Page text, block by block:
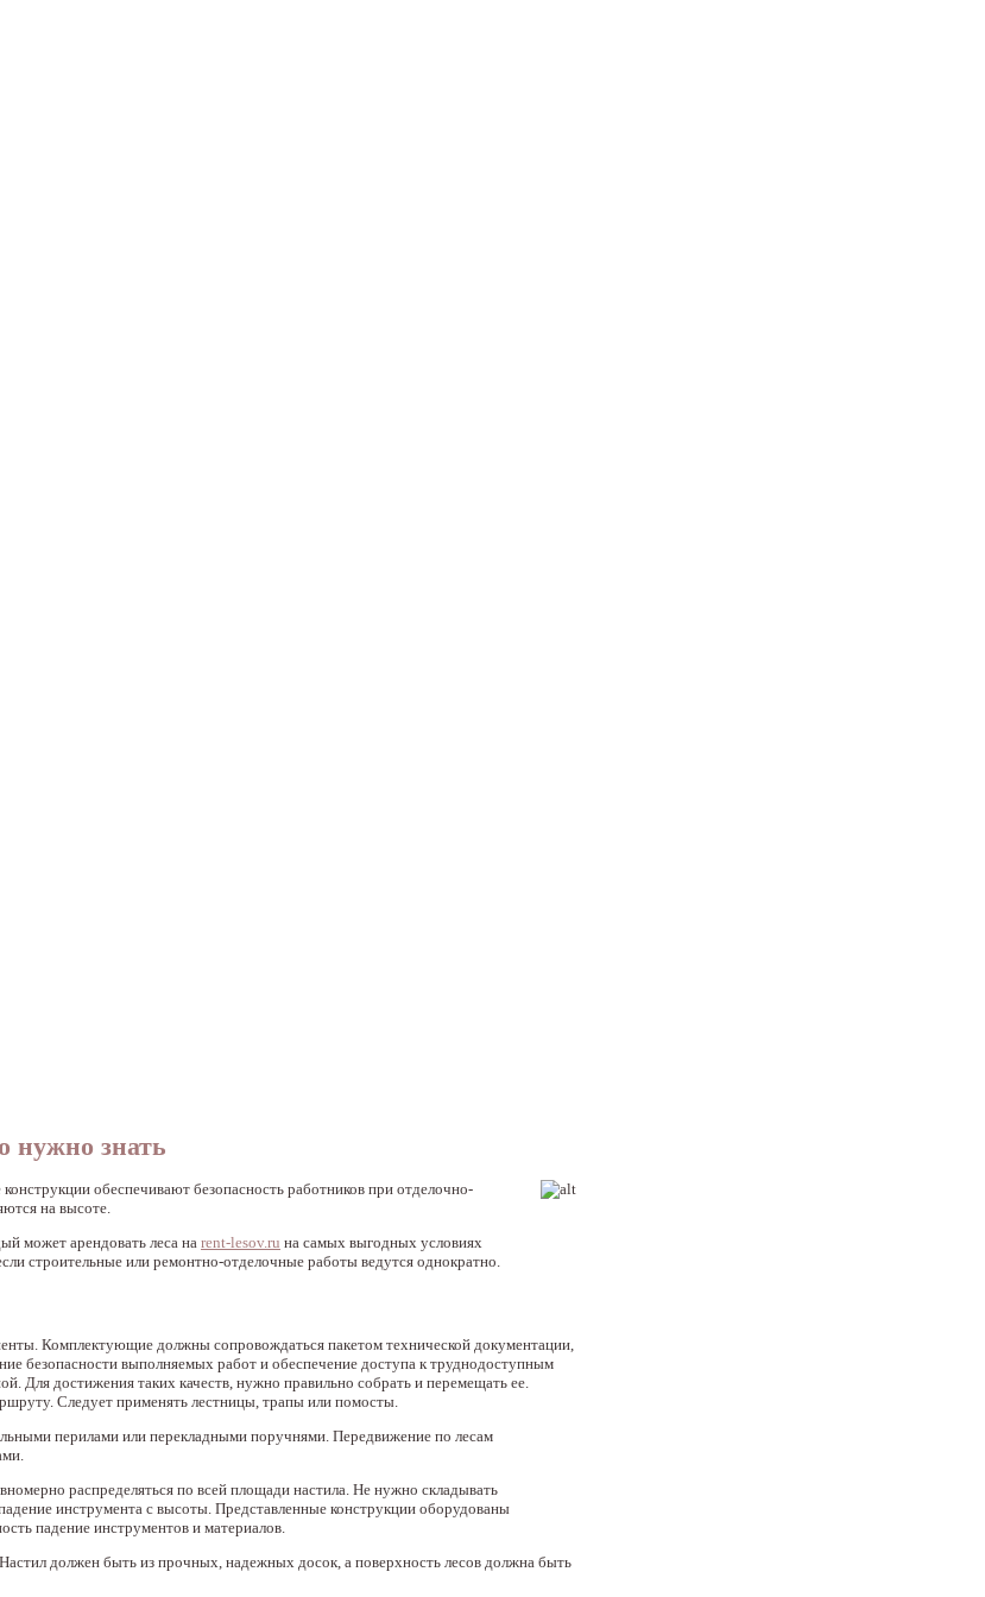
нужно знать
обеспечивают безопасность работников при отделочно-
на высоте.
может арендовать леса на rent-lesov.ru на самых выгодных условиях
строительные или ремонтно-отделочные работы ведутся однократно.
Комплектующие должны сопровождаться пакетом технической документации,
безопасности выполняемых работ и обеспечение доступа к труднодоступным
Для достижения таких качеств, нужно правильно собрать и перемещать ее.
Следует применять лестницы, трапы или помосты.
перилами или перекладными поручнями. Передвижение по лесам
распределяться по всей площади настила. Не нужно складывать
инструмента с высоты. Представленные конструкции оборудованы
падение инструментов и материалов.
должен быть из прочных, надежных досок, а поверхность лесов должна быть